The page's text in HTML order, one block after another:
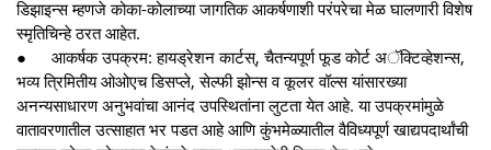
डिझाइन्स म्हणजे कोका-कोलाच्या जागतिक आकर्षणाशी परंपरेचा मेळ घालणारी विशेष
स्मृतिचिन्हे ठरत आहेत.
●
आकर्षक उपक्रम: हायड्रेशन कार्टस्, चैतन्यपूर्ण फूड कोर्ट अॅक्टिव्हेशन्स,
भव्य त्रिमितीय ओओएच डिसप्ले, सेल्फी झोन्स व कूलर वॉल्स यांसारख्या
अनन्यसाधारण अनुभवांचा आनंद उपस्थितांना लुटता येत आहे. या उपक्रमांमुळे
वातावरणातील उत्साहात भर पडत आहे आणि कुंभमेळ्यातील वैविध्यपूर्ण खाद्यपदार्थांची